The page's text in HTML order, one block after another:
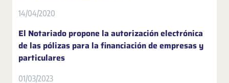
14/04/2020
El Notariado propone la autorización electrónica
de las pólizas para la financiación de empresas y
particulares
01/03/2023